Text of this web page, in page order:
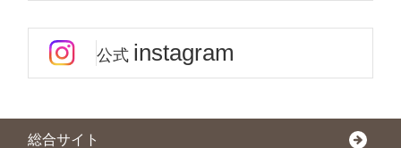
公式 instagram
総合サイト